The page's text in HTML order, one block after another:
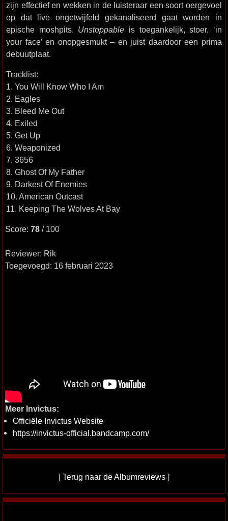
zijn effectief en wekken in de luisteraar een soort oergevoel
op dat live ongetwijfeld gekanaliseerd gaat worden in
epische moshpits. Unstoppable is toegankelijk, stoer, ‘in
your face’ en onopgesmukt – en juist daardoor een prima
debuutplaat.
Tracklist:
1. You Will Know Who I Am
2. Eagles
3. Bleed Me Out
4. Exiled
5. Get Up
6. Weaponized
7. 3656
8. Ghost Of My Father
9. Darkest Of Enemies
10. American Outcast
11. Keeping The Wolves At Bay
Score: 78 / 100
Reviewer: Rik
Toegevoegd: 16 februari 2023
Meer Invictus:
Officiële Invictus Website
https://invictus-official.bandcamp.com/
[Terug naar de Albumreviews ]